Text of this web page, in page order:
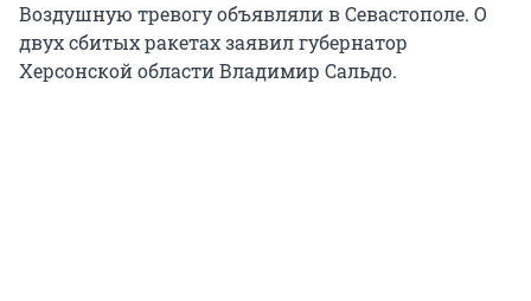
Воздушную тревогу объявляли в Севастополе. О
двух сбитых ракетах заявил губернатор
Херсонской области Владимир Сальдо.